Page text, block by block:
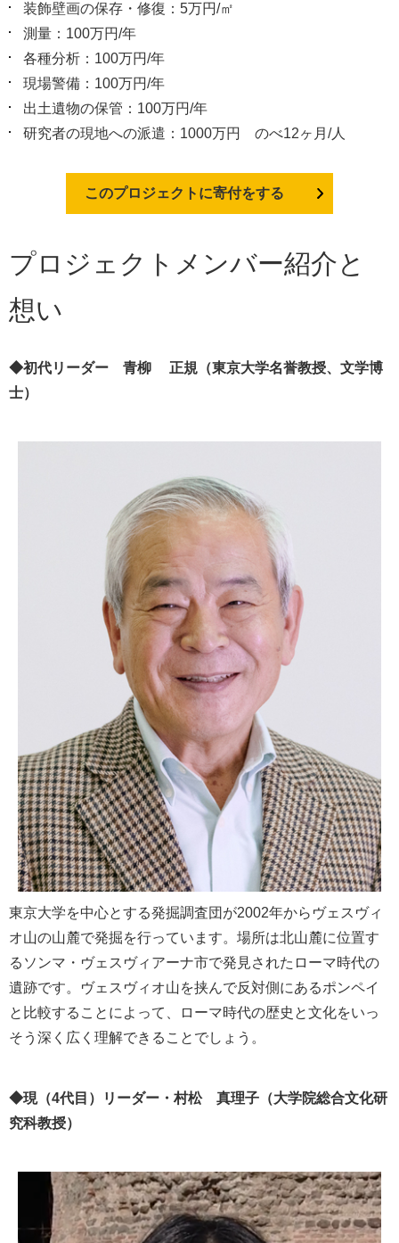
装飾壁画の保存・修復：5万円/㎡
測量：100万円/年
各種分析：100万円/年
現場警備：100万円/年
出土遺物の保管：100万円/年
研究者の現地への派遣：1000万円 のべ12ヶ月/人
このプロジェクトに寄付をする
プロジェクトメンバー紹介と
想い
◆初代リーダー 青柳 正規（東京大学名誉教授、文学博
士）
東京大学を中心とする発掘調査団が2002年からヴェスヴィ
オ山の山麓で発掘を行っています。場所は北山麓に位置す
るソンマ・ヴェスヴィアーナ市で発見されたローマ時代の
遺跡です。ヴェスヴィオ山を挟んで反対側にあるポンペイ
と比較することによって、ローマ時代の歴史と文化をいっ
そう深く広く理解できることでしょう。
◆現（4代目）リーダー・村松 真理子（大学院総合文化研
究科教授）